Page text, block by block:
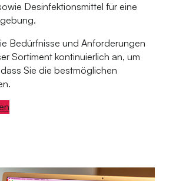
Desinfektionsmittel für eine
Bedürfnisse und Anforderungen
Sortiment kontinuierlich an, um
Sie die bestmöglichen